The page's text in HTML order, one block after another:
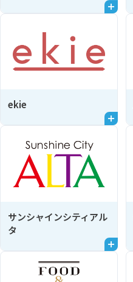
ekie
サンシャインシティアル
タ